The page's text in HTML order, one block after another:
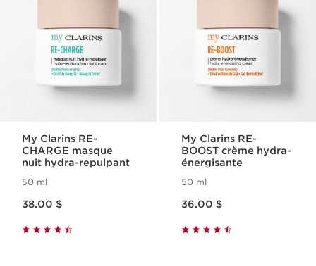
My Clarins RE-
CHARGE masque
nuit hydra-repulpant
50 ml
38.00 $
My Clarins RE-
BOOST crème hydra-
énergisante
50 ml
36.00 $